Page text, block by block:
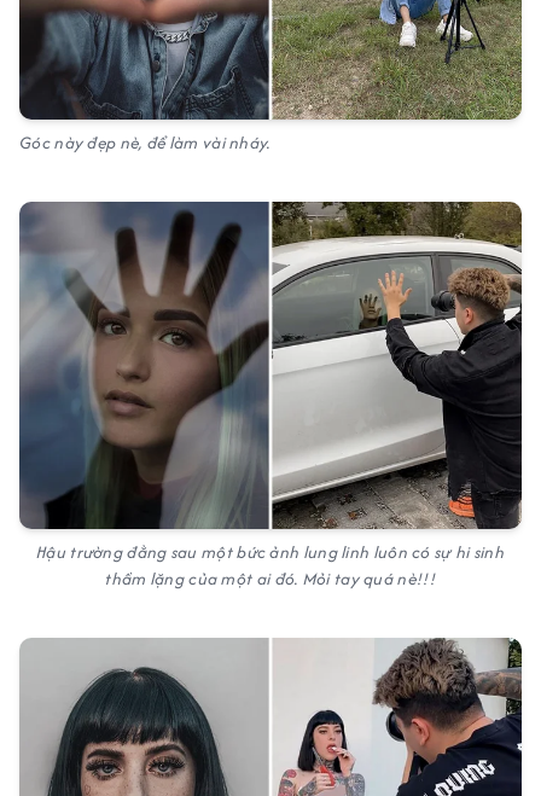
Góc này đẹp nè, để làm vài nháy.
Hậu trường đằng sau một bức ảnh lung linh luôn có sự hi sinh
thầm lặng của một ai đó. Mỏi tay quá nè!!!